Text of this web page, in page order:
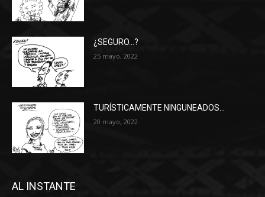
¿SEGURO…?
25 mayo, 2022
TURÍSTICAMENTE NINGUNEADOS…
20 mayo, 2022
AL INSTANTE